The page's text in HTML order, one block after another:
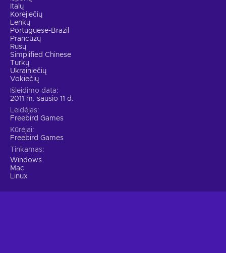
Italų
Korėjiečių
Lenkų
Portuguese-Brazil
Prancūzų
Rusų
Simplified Chinese
Turkų
Ukrainiečių
Vokiečių
Išleidimo data
2011 m. sausio 11 d.
Leidėjas
Freebird Games
Kūrėjai
Freebird Games
Tinkamas
Windows
Mac
Linux